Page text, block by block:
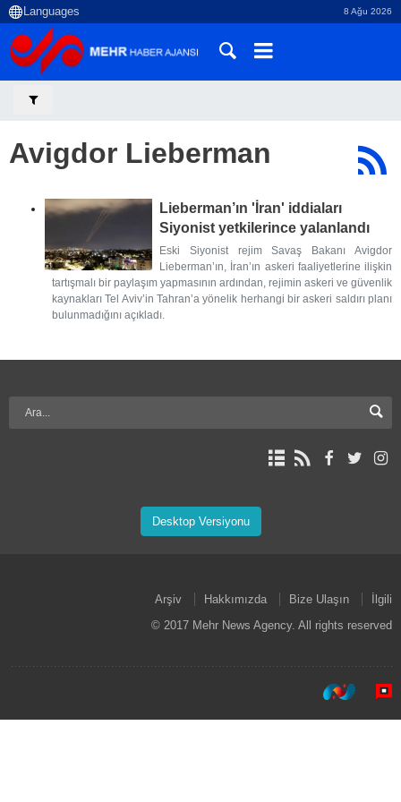
8 Ağu 2026
Avigdor Lieberman
Lieberman’ın 'İran' iddiaları
Siyonist yetkilerince yalanlandı
Eski Siyonist rejim Savaş Bakanı Avigdor
Lieberman’ın, İran’ın askeri faaliyetlerine ilişkin
tartışmalı bir paylaşım yapmasının ardından, rejimin askeri ve güvenlik
kaynakları Tel Aviv’in Tahran’a yönelik herhangi bir askeri saldırı planı
bulunmadığını açıkladı.
Desktop Versiyonu
Arşiv Hakkımızda Bize Ulaşın
İlgili
© 2017 Mehr News Agency. All rights reserved